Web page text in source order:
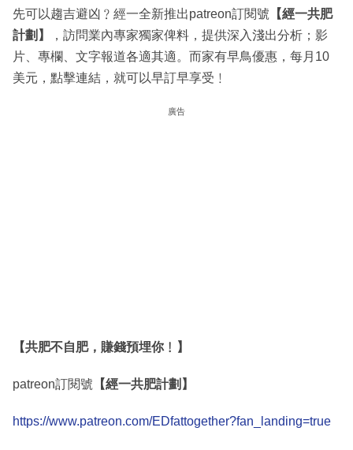
先可以趨吉避凶﹖經一全新推出patreon訂閱號 【經一共肥
計劃】
，訪問業內專家獨家俾料，提供深入淺出分析；影
片、專欄、文字報道各適其適。而家有早鳥優惠，每月10
美元，點擊連結，就可以早訂早享受﹗
廣告
【共肥不自肥，賺錢預埋你﹗】
patreon訂閱號 【經一共肥計劃】
https://www.patreon.com/EDfattogether?fan_landing=true